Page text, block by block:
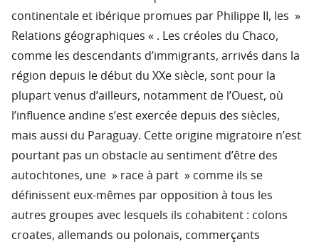
continentale et ibérique promues par Philippe II, les »
Relations géographiques « . Les créoles du Chaco,
comme les descendants d’immigrants, arrivés dans la
région depuis le début du XXe siècle, sont pour la
plupart venus d’ailleurs, notamment de l’Ouest, où
l’influence andine s’est exercée depuis des siècles,
mais aussi du Paraguay. Cette origine migratoire n’est
pourtant pas un obstacle au sentiment d’être des
autochtones, une » race à part » comme ils se
définissent eux-mêmes par opposition à tous les
autres groupes avec lesquels ils cohabitent : colons
croates, allemands ou polonais, commerçants